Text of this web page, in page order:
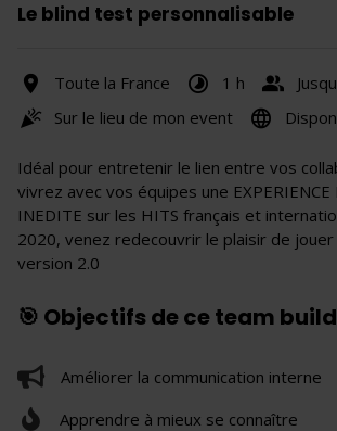
Le blind test personnalisable
Toute la France 1 h
Sur le lieu de mon event
Idéal pour entretenir le lien entre vos
vivrez avec vos équipes une EXPERIENCE
INEDITE sur les HITS français et
2020, venez redecouvrir le plaisir de
version 2.0
🎯 Objectifs de ce team
Améliorer la communication interne
Apprendre à mieux se connaître